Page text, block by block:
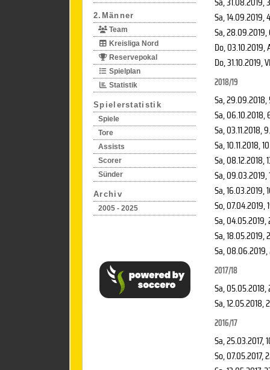
2.Männer
Team
Kreisliga Nord
Reservepokal
Spielplan
Statistik
Spielerstatistik
Spiele
Tore
Assists
Scorer
Sünder
Archiv
2005 - 2025
Sa, 14.09.2019,
Sa, 28.09.2019,
Do, 03.10.2019,
Do, 31.10.2019,
2018/19
Sa, 29.09.2018,
Sa, 06.10.2018,
Sa, 03.11.2018,
Sa, 10.11.2018,
Sa, 08.12.2018,
Sa, 09.03.2019,
Sa, 16.03.2019,
So, 07.04.2019,
Sa, 04.05.2019,
Sa, 18.05.2019,
Sa, 08.06.2019,
2017/18
Sa, 05.05.2018,
Sa, 12.05.2018,
2016/17
Sa, 25.03.2017,
So, 07.05.2017,